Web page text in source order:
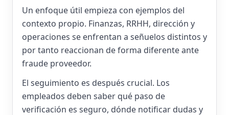
Un enfoque útil empieza con ejemplos del
contexto propio. Finanzas, RRHH, dirección y
operaciones se enfrentan a señuelos distintos y
por tanto reaccionan de forma diferente ante
fraude proveedor.
El seguimiento es después crucial. Los
empleados deben saber qué paso de
verificación es seguro, dónde notificar dudas y